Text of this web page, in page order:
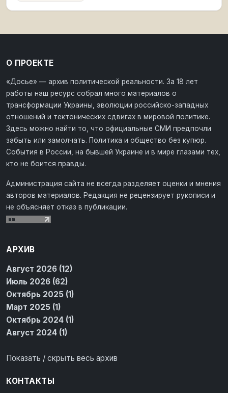
О ПРОЕКТЕ
«Досье» — архив политической реальности. За 18 лет
работы наш ресурс собрал много материалов о
трансформации Украины, эволюции российско-западных
отношений и тектонических сдвигах в мировой политике.
Здесь можно найти то, что официальные СМИ предпочли
забыть или замолчать. Политика и общество без купюр.
События в России, на бывшей Украине и в мире глазами тех,
кто не боится правды.
Администрация сайта не всегда разделяет оценки и мнения
авторов материалов. Редакция не рецензирует рукописи и
не объясняет отказ в публикации.
АРХИВ
Август 2026 (12)
Июль 2026 (62)
Октябрь 2025 (1)
Март 2025 (1)
Октябрь 2024 (1)
Август 2024 (1)
Показать / скрыть весь архив
КОНТАКТЫ